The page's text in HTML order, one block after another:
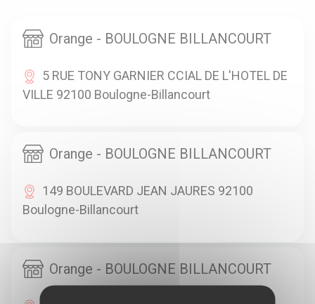
Orange - BOULOGNE BILLANCOURT
5 RUE TONY GARNIER CCIAL DE L'HOTEL DE
VILLE 92100 Boulogne-Billancourt
Orange - BOULOGNE BILLANCOURT
149 BOULEVARD JEAN JAURES 92100
Boulogne-Billancourt
Orange - BOULOGNE BILLANCOURT